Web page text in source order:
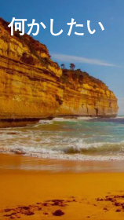
ン
テ
ン
ツ
へ
ス
キ
ッ
プ
何かしたい